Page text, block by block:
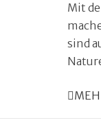
Mit
sind